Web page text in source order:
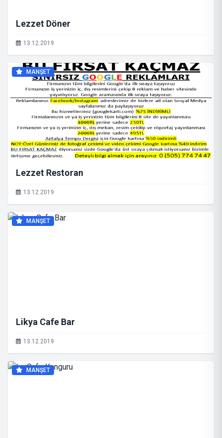
Lezzet Döner
13.12.2019
MANŞET
Lezzet Restoran
13.12.2019
MANŞET
Likya Cafe Bar
13.12.2019
MANŞET